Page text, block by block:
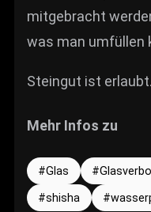
mitgebracht
was man umfüllen
Steingut ist erlaubt.
Mehr Infos zu
Glas
shisha